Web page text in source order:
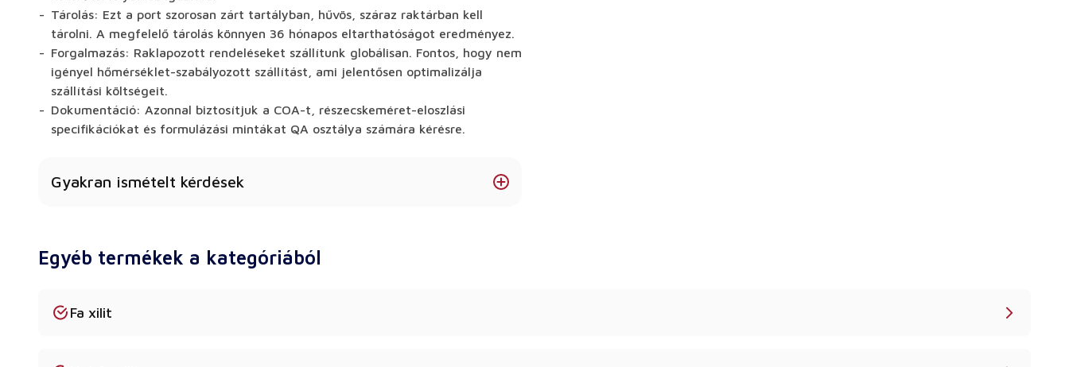
Tárolás: Ezt a port szorosan zárt tartályban, hűvös, száraz raktárban kell
tárolni. A megfelelő tárolás könnyen 36 hónapos eltarthatóságot eredményez.
Forgalmazás: Raklapozott rendeléseket szállítunk globálisan. Fontos, hogy nem
igényel hőmérséklet-szabályozott szállítást, ami jelentősen optimalizálja
szállítási költségeit.
Dokumentáció: Azonnal biztosítjuk a COA-t, részecskeméret-eloszlási
specifikációkat és formulázási mintákat QA osztálya számára kérésre.
Gyakran ismételt kérdések
Az izomalt jelentős szerkezeti előnyt biztosít a keménycukorkák számára. A
ellenáll a nedvesség felszívódásának. Továbbá, az eritritollal ellentétben,
Egyéb termékek a kategóriából
Fa xilit